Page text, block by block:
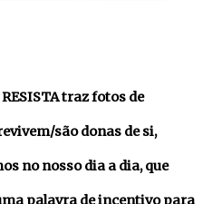
traz fotos de
são donas de si,
no nosso dia a dia, que
palavra de incentivo para